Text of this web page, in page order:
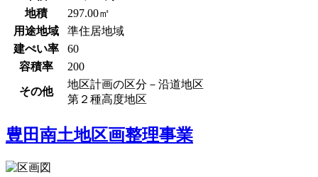
地積
297.00㎡
用途地域
準住居地域
建ぺい率
60
容積率
200
その他
地区計画の区分－沿道地区
第２種高度地区
豊田南土地区画整理事業